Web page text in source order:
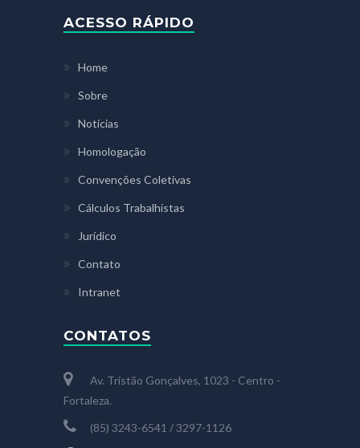
ACESSO RÁPIDO
Home
Sobre
Notícias
Homologação
Convenções Coletivas
Cálculos Trabalhistas
Jurídico
Contato
Intranet
CONTATOS
Av. Tristão Gonçalves, 1023 - Centro -
Fortaleza.
(85) 3243-6541 / 3297-1126